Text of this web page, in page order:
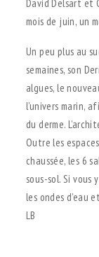
David Delsart et
mois de juin, un
Un peu plus au
semaines, son
algues, le
l’univers marin,
du derme.
Outre les
chaussée, les 6
sous-sol. Si
les ondes d’eau
LB